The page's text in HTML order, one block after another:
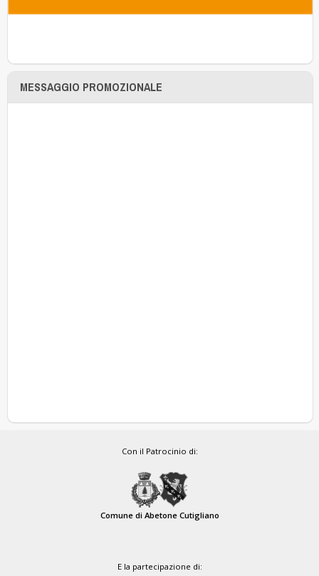
MESSAGGIO PROMOZIONALE
Con il Patrocinio di:
Comune di Abetone Cutigliano
E la partecipazione di: